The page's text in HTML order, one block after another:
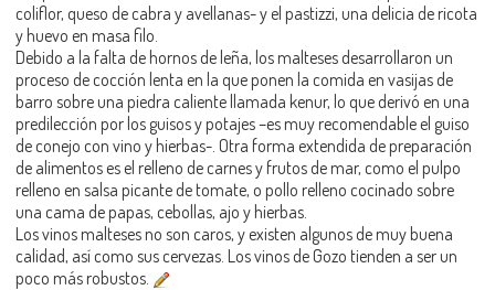
coliflor, queso de cabra y avellanas- y el pastizzi, una delicia de ricota
y huevo en masa filo.
Debido a la falta de hornos de leña, los malteses desarrollaron un
proceso de cocción lenta en la que ponen la comida en vasijas de
barro sobre una piedra caliente llamada kenur, lo que derivó en una
predilección por los guisos y potajes –es muy recomendable el guiso
de conejo con vino y hierbas-. Otra forma extendida de preparación
de alimentos es el relleno de carnes y frutos de mar, como el pulpo
relleno en salsa picante de tomate, o pollo relleno cocinado sobre
una cama de papas, cebollas, ajo y hierbas.
Los vinos malteses no son caros, y existen algunos de muy buena
calidad, así como sus cervezas. Los vinos de Gozo tienden a ser un
poco más robustos.